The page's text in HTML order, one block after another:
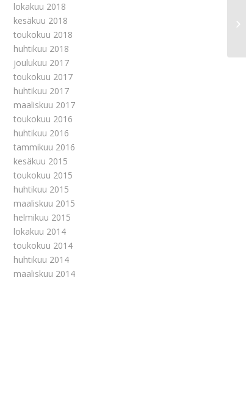
lokakuu 2018
kesäkuu 2018
toukokuu 2018
huhtikuu 2018
joulukuu 2017
toukokuu 2017
huhtikuu 2017
maaliskuu 2017
toukokuu 2016
huhtikuu 2016
tammikuu 2016
kesäkuu 2015
toukokuu 2015
huhtikuu 2015
maaliskuu 2015
helmikuu 2015
lokakuu 2014
toukokuu 2014
huhtikuu 2014
maaliskuu 2014